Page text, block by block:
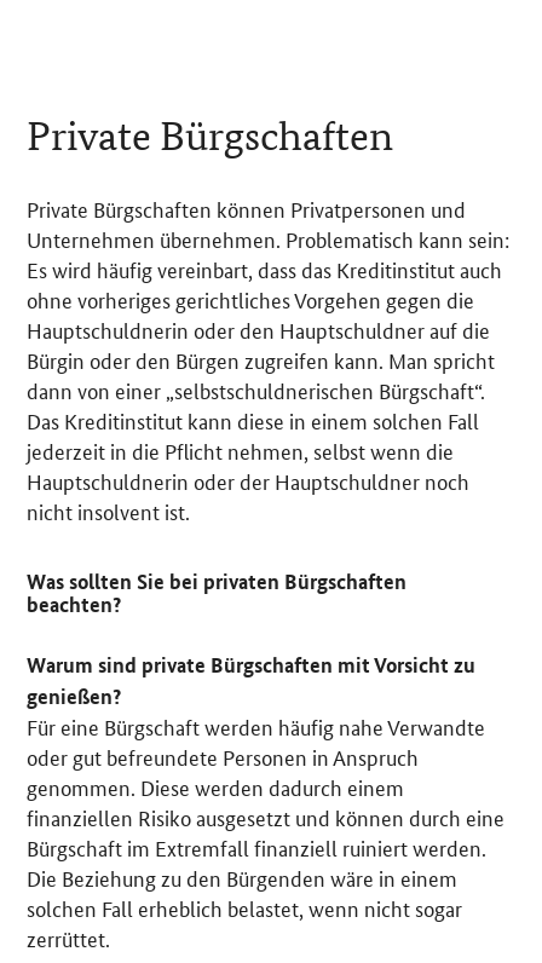
Private Bürgschaften
Private Bürgschaften können Privatpersonen und
Unternehmen übernehmen. Problematisch kann sein:
Es wird häufig vereinbart, dass das Kreditinstitut auch
ohne vorheriges gerichtliches Vorgehen gegen die
Hauptschuldnerin oder den Hauptschuldner auf die
Bürgin oder den Bürgen zugreifen kann. Man spricht
dann von einer „selbstschuldnerischen Bürgschaft“.
Das Kreditinstitut kann diese in einem solchen Fall
jederzeit in die Pflicht nehmen, selbst wenn die
Hauptschuldnerin oder der Hauptschuldner noch
nicht insolvent ist.
Was sollten Sie bei privaten Bürgschaften
beachten?
Warum sind private Bürgschaften mit Vorsicht zu
genießen?
Für eine Bürgschaft werden häufig nahe Verwandte
oder gut befreundete Personen in Anspruch
genommen. Diese werden dadurch einem
finanziellen Risiko ausgesetzt und können durch eine
Bürgschaft im Extremfall finanziell ruiniert werden.
Die Beziehung zu den Bürgenden wäre in einem
solchen Fall erheblich belastet, wenn nicht sogar
zerrüttet.